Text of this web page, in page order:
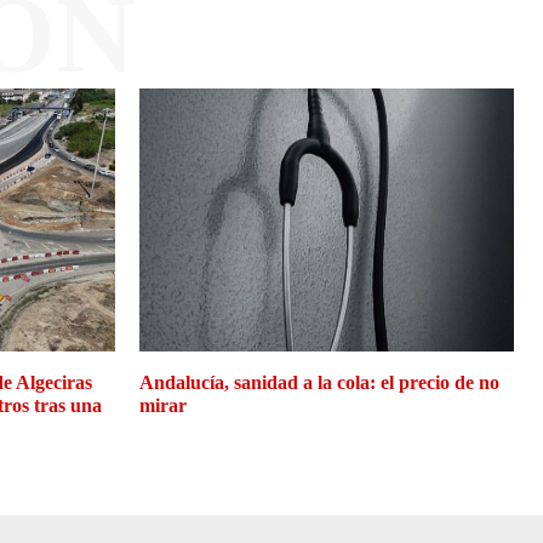
Algeciras
tras una
Andalucía, sanidad a la cola: el precio de no
mirar